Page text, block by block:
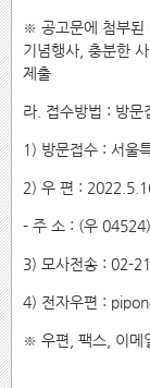
※ 공고문에 첨부된
기념행사, 충분한
제출
라. 접수방법 : 방문
1) 방문접수 : 서울
2) 우 편 :
- 주 소 : (우
3) 모사전송 : 02-
4) 전자우편 :
※ 우편, 팩스, 이메